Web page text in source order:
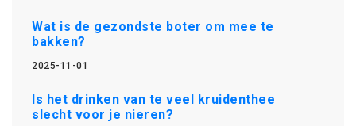
Wat is de gezondste boter om mee te
bakken?
2025-11-01
Is het drinken van te veel kruidenthee
slecht voor je nieren?